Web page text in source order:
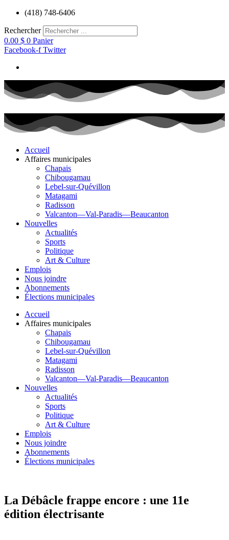
Aller
contenu
(418) 748-6406
Rechercher
0.00 $ 0 Panier
Facebook-f Twitter
Accueil
Affaires municipales
Chapais
Chibougamau
Lebel-sur-Quévillon
Matagami
Radisson
Valcanton—Val-Paradis—Beaucanton
Nouvelles
Actualités
Sports
Politique
Art & Culture
Emplois
Nous joindre
Abonnements
Élections municipales
Accueil
Affaires municipales
Chapais
Chibougamau
Lebel-sur-Quévillon
Matagami
Radisson
Valcanton—Val-Paradis—Beaucanton
Nouvelles
Actualités
Sports
Politique
Art & Culture
Emplois
Nous joindre
Abonnements
Élections municipales
La Débâcle frappe encore : une 11e
édition électrisante